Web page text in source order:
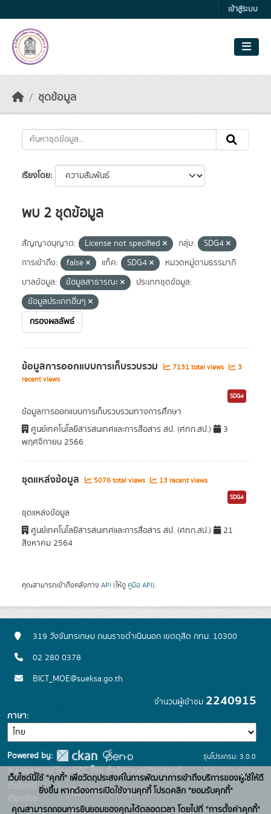
เข้าสู่ระบบ
ชุดข้อมูล
เรียงโดย
พบ 2 ชุดข้อมูล
สัญญาอนุญาต: License not specified กลุ่ม:
SDG4
การเข้าถึง:
false แท็ค: SDG4
หมวดหมู่ตามธรรมาภิ
บาลข้อมูล:
ข้อมูลสาธารณะ
ประเภทชุดข้อมูล:
ข้อมูลประเภทอื่นๆ
กรองผลลัพธ์
ข้อมูลการออกแบบการเก็บรวบรวม 7131 total views
3
recent views
SDG4
ข้อมูลการออกแบบการเก็บรวบรวมทางการศึกษา
ศูนย์เทคโนโลยีสารสนเทศและการสื่อสาร สป. (ศทก.สป.)
3
พฤศจิกายน 2566
ชุดแหล่งข้อมูล 5076 total views 13 recent views
SDG4
ชุดแหล่งข้อมูล
ศูนย์เทคโนโลยีสารสนเทศและการสื่อสาร สป. (ศทก.สป.)
21
สิงหาคม 2564
คุณสามารถเข้าถึงคลังทาง API (ให้ดู คู่มือ API).
319 วังจันทรเกษม ถนนราชดำเนินนอก เขตดุสิต กทม. 10300
02 280 0378
BICT_MOE@sueksa.go.th
จำนวนผู้เข้าชม 2240915
ภาษา
Powered by:
สนับสนุนระบบ Thai-GDC โดย สำนักงานสถิติแห่งชาติ
เว็บไซต์ที่
เกี่ยวข้อง:
ระบบบัญชีข้อมูลภาครัฐ
รุ่นโปรแกรม: 3.0.0
วันที่: 2025-06-
26
เว็บไซต์นี้ใช้ "คุกกี้" เพื่อวัตถุประสงค์ในการพัฒนาการเข้าถึงบริการของผู้ใช้ให้ดี
ยิ่งขึ้น หากต้องการเปิดใช้งานคุกกี้ โปรดคลิก "ยอมรับคุกกี้"
คุณสามารถถอนการยินยอมของคุณได้ตลอดเวลา โดยไปที่ "การตั้งค่าคุกกี้"
x